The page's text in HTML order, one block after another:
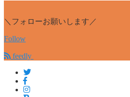
＼フォローお願いします／
Follow
feedly